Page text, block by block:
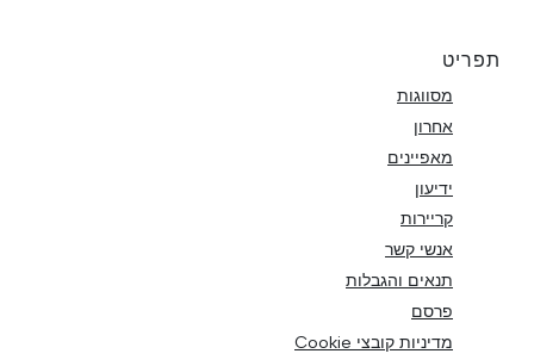
תפריט
מסווגות
אחרון
מאפיינים
ידיעון
קריירות
אנשי קשר
תנאים והגבלות
פרסם
מדיניות קובצי Cookie